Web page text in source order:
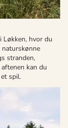
Løkken, hvor du
stranden,
kan du
spil.